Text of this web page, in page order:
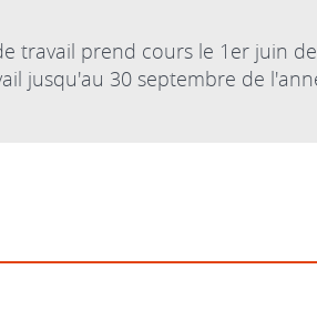
travail prend cours le 1er juin
jusqu'au 30 septembre de